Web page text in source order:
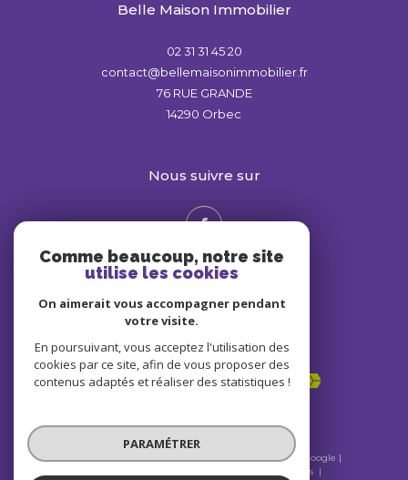
Belle Maison Immobilier
02 31 31 45 20
contact@bellemaisonimmobilier.fr
76 RUE GRANDE
14290
Orbec
nous suivre sur
Adhérents
© 2026 | Tous droits réservés | Traduction powered by Google |
Mentions légales
Comme beaucoup, notre site
utilise les cookies
On aimerait vous accompagner pendant
votre visite.
En poursuivant, vous acceptez l'utilisation des
cookies par ce site, afin de vous proposer des
contenus adaptés et réaliser des statistiques !
PARAMÉTRER